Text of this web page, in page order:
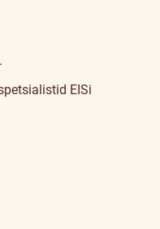
EISi